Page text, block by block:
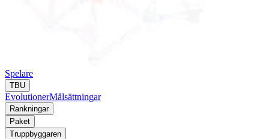
Spelare
TBU
EvolutionerMålsättningar
Rankningar
Paket
Truppbyggaren